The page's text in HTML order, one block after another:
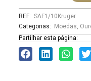
REF: SAF1/10Kruger
Categorias:
Moedas,
Partilhar esta página: